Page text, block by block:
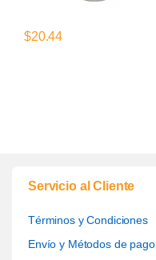
$20.44
Servicio al Cliente
Términos y Condiciones
Envío y Métodos de pago